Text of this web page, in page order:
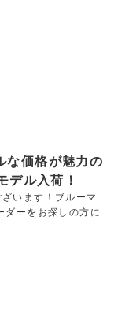
な価格が魅力の
デル入荷！
います！ブルーマ
ダーをお探しの方に